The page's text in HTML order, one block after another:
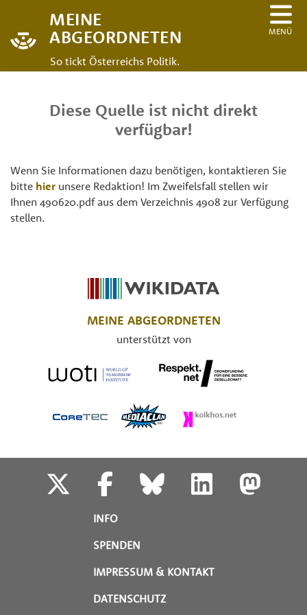
MEINE
ABGEORDNETEN
So tickt Österreichs Politik.
MENÜ
Diese Quelle ist nicht direkt
verfügbar!
Wenn Sie Informationen dazu benötigen, kontaktieren Sie
bitte hier unsere Redaktion! Im Zweifelsfall stellen wir
Ihnen 490620.pdf aus dem Verzeichnis 4908 zur Verfügung
stellen.
MEINE ABGEORDNETEN
unterstützt von
INFO
SPENDEN
IMPRESSUM & KONTAKT
DATENSCHUTZ